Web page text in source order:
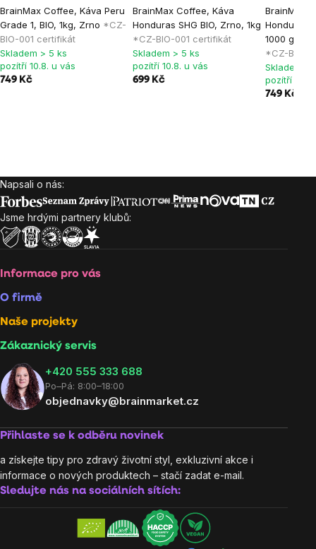
BrainMax Coffee, Káva Peru
Grade 1, BIO, 1kg, Zrno *CZ-
BIO-001 certifikát
Skladem > 5 ks
pozítří 10.8. u vás
749 Kč
BrainMax Coffee, Káva
Honduras SHG BIO, Zrno, 1kg
*CZ-BIO-001 certifikát
Skladem > 5 ks
pozítří 10.8. u vás
699 Kč
BrainMax
Honduras
1000 g
*CZ-BIO-
Skladem >
pozítří
749 Kč
Zápatí
Napsali o nás:
Jsme hrdými partnery klubů:
Informace pro vás
O firmě
Naše projekty
Zákaznický servis
‭+420 555 333 688
Po–Pá: 8:00–18:00
objednavky@brainmarket.cz
Přihlaste se k odběru novinek
a získejte tipy pro zdravý životní styl, exkluzivní akce i
informace o nových produktech – stačí zadat e-mail.
Sledujte nás na sociálních sítích: